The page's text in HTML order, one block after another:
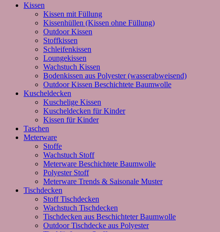
Kissen
Kissen mit Füllung
Kissenhüllen (Kissen ohne Füllung)
Outdoor Kissen
Stoffkissen
Schleifenkissen
Loungekissen
Wachstuch Kissen
Bodenkissen aus Polyester (wasserabweisend)
Outdoor Kissen Beschichtete Baumwolle
Kuscheldecken
Kuschelige Kissen
Kuscheldecken für Kinder
Kissen für Kinder
Taschen
Meterware
Stoffe
Wachstuch Stoff
Meterware Beschichtete Baumwolle
Polyester Stoff
Meterware Trends & Saisonale Muster
Tischdecken
Stoff Tischdecken
Wachstuch Tischdecken
Tischdecken aus Beschichteter Baumwolle
Outdoor Tischdecke aus Polyester